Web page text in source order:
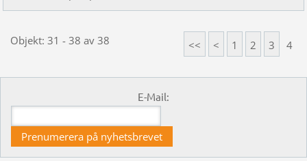
Objekt: 31 - 38 av 38 << < 1 2 3 4
E-Mail: